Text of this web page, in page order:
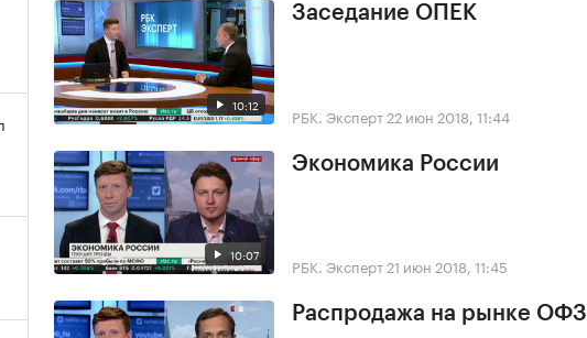
10:12
Заседание ОПЕК
РБК. Эксперт 22 июн 2018, 11:44
10:07
Экономика России
РБК. Эксперт 21 июн 2018, 11:45
Распродажа на рынке ОФЗ